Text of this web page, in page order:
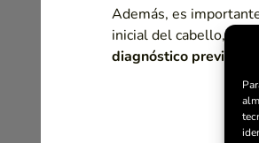
Además, es
inicial del cabello, de
diagnóstico previo